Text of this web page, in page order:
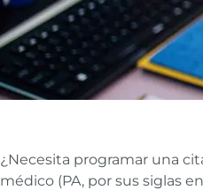
¿Necesita programar una
médico (PA, por sus siglas